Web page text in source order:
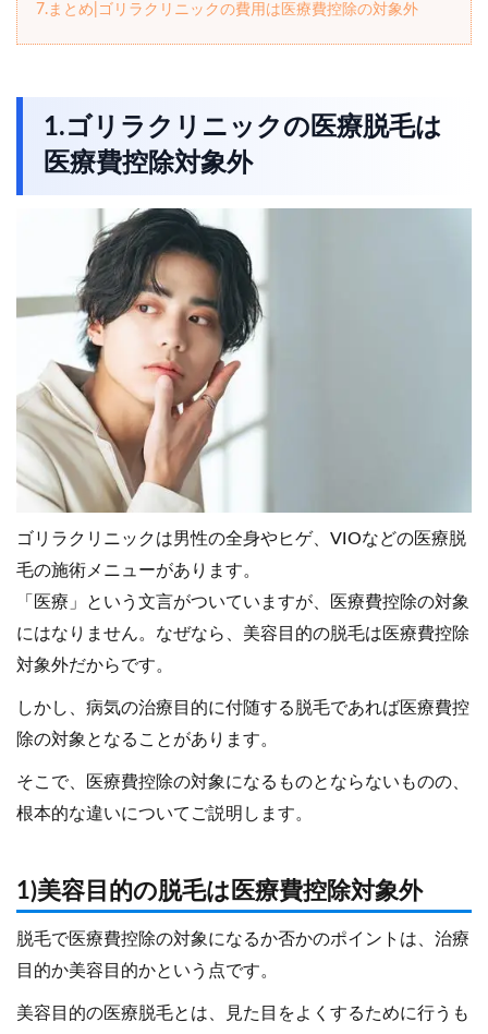
7.まとめ|ゴリラクリニックの費用は医療費控除の対象外
1.ゴリラクリニックの医療脱毛は
医療費控除対象外
ゴリラクリニックは男性の全身やヒゲ、VIOなどの医療脱
毛の施術メニューがあります。
「医療」という文言がついていますが、医療費控除の対象
にはなりません。なぜなら、美容目的の脱毛は医療費控除
対象外だからです。
しかし、病気の治療目的に付随する脱毛であれば医療費控
除の対象となることがあります。
そこで、医療費控除の対象になるものとならないものの、
根本的な違いについてご説明します。
1)美容目的の脱毛は医療費控除対象外
脱毛で医療費控除の対象になるか否かのポイントは、治療
目的か美容目的かという点です。
美容目的の医療脱毛とは、見た目をよくするために行うも